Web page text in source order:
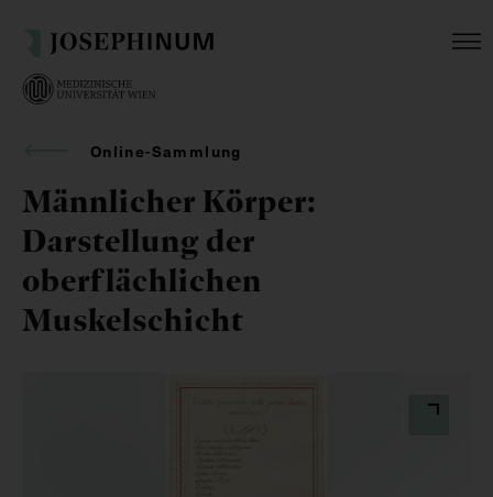
Online-Sammlung
Männlicher Körper:
Darstellung der
oberflächlichen
Muskelschicht